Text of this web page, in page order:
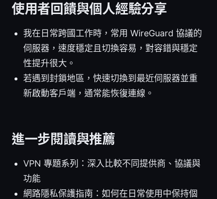
使用者回饋與個人經驗分享
我在日常跨國工作時，常用 WireGuard 協議的
伺服器，速度穩定且切換容易，對容錯與穩定
性提升很大。
若遇到封鎖地區，快速切換到最近伺服器並重
新啟動客戶端，通常能恢復連線。
進一步閱讀與推薦
VPN 專題系列：深入比較不同提供商、協議與
功能
網路隱私保護指南：如何在日常使用中保持個